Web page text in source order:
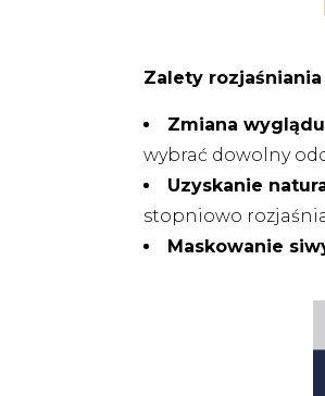
Zalety rozjaśniania
Zmiana
wybrać dowolny
Uzyskanie
stopniowo
Maskowanie